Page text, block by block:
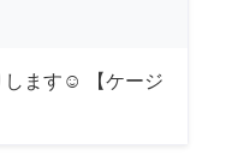
ます☺︎ 【ケージ